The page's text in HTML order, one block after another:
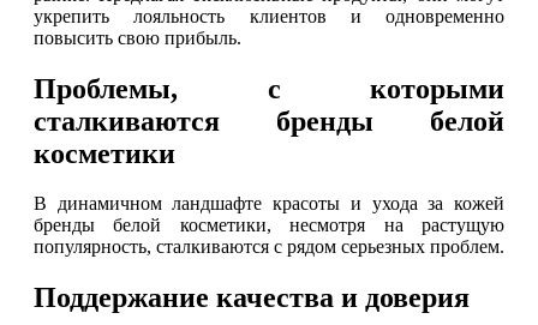
укрепить лояльность клиентов и одновременно
повысить свою прибыль.
Проблемы, с которыми
сталкиваются бренды белой
косметики
В динамичном ландшафте красоты и ухода за кожей
бренды белой косметики, несмотря на растущую
популярность, сталкиваются с рядом серьезных проблем.
Поддержание качества и доверия